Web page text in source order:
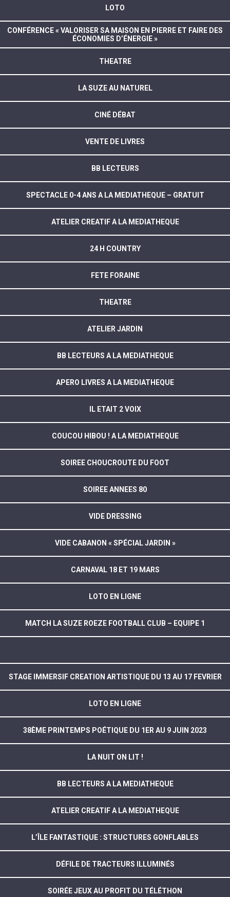
LOTO
CONFÉRENCE « VALORISER SA MAISON EN PIERRE ET FAIRE DES
ÉCONOMIES D’ÉNERGIE »
THEATRE
LA SUZE AU NATUREL
CINÉ DÉBAT
VENTE DE LIVRES
BB LECTEURS
SPECTACLE 0-4 ANS A LA MEDIATHEQUE – GRATUIT
ATELIER CREATIF A LA MEDIATHEQUE
24 H COUNTRY
FETE FORAINE
THEATRE
ATELIER JARDIN
BB LECTEURS A LA MEDIATHEQUE
APERO LIVRES A LA MEDIATHEQUE
IL ETAIT 2 VOIX
COUCOU HIBOU ! A LA MEDIATHEQUE
SOIREE CHOUCROUTE DU FOOT
SOIREE ANNEES 80
VIDE DRESSING
VIDE CABANON « SPÉCIAL JARDIN »
CARNAVAL 18 ET 19 MARS
LOTO EN LIGNE
MATCH LA SUZE ROEZE FOOTBALL CLUB – EQUIPE 1
STAGE IMMERSIF CREATION ARTISTIQUE DU 13 AU 17 FEVRIER
LOTO EN LIGNE
38ÈME PRINTEMPS POÉTIQUE DU 1ER AU 9 JUIN 2023
LA NUIT ON LIT !
BB LECTEURS A LA MEDIATHEQUE
ATELIER CREATIF A LA MEDIATHEQUE
L’ÎLE FANTASTIQUE : STRUCTURES GONFLABLES
DÉFILE DE TRACTEURS ILLUMINÉS
SOIRÉE JEUX AU PROFIT DU TÉLÉTHON